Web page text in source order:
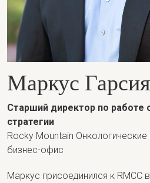
Маркус Гарсия
Старший директор по работе
стратегии
Rocky Mountain
бизнес-офис
Маркус присоединился к RMCC